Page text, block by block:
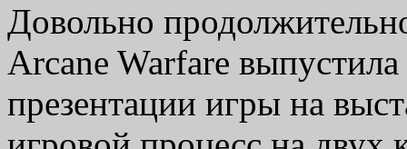
Довольно
Arcane Warfare
презентации игры на